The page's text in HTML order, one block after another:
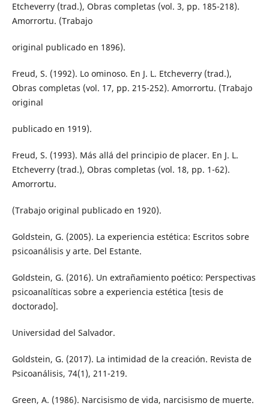
Etcheverry (trad.), Obras completas (vol. 3, pp. 185-218).
Amorrortu. (Trabajo
original publicado en 1896).
Freud, S. (1992). Lo ominoso. En J. L. Etcheverry (trad.),
Obras completas (vol. 17, pp. 215-252). Amorrortu. (Trabajo
original
publicado en 1919).
Freud, S. (1993). Más allá del principio de placer. En J. L.
Etcheverry (trad.), Obras completas (vol. 18, pp. 1-62).
Amorrortu.
(Trabajo original publicado en 1920).
Goldstein, G. (2005). La experiencia estética: Escritos sobre
psicoanálisis y arte. Del Estante.
Goldstein, G. (2016). Un extrañamiento poético: Perspectivas
psicoanalíticas sobre a experiencia estética [tesis de
doctorado].
Universidad del Salvador.
Goldstein, G. (2017). La intimidad de la creación. Revista de
Psicoanálisis, 74(1), 211-219.
Green, A. (1986). Narcisismo de vida, narcisismo de muerte.